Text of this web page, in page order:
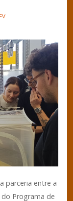
parceria entre a
Programa de